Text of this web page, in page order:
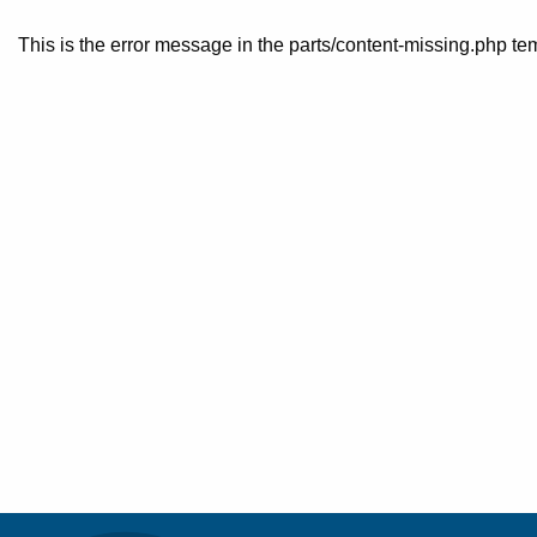
This is the error message in the parts/content-missing.php